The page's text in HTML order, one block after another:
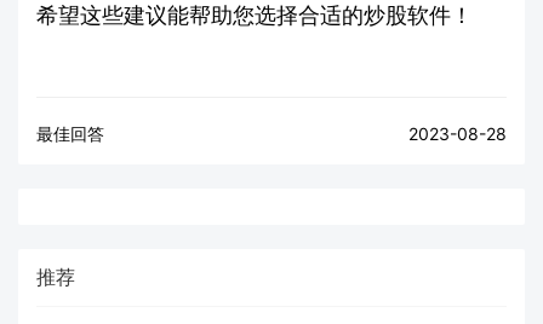
希望这些建议能帮助您选择合适的炒股软件！
最佳回答 2023-08-28
推荐